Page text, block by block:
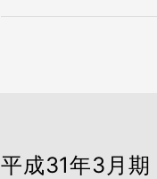
平成31年3月